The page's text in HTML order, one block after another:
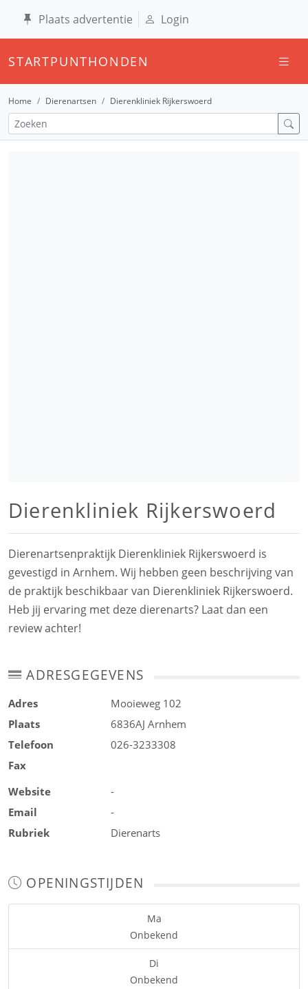
Plaats advertentie Login
STARTPUNTHONDEN
Home Dierenartsen Dierenkliniek Rijkerswoerd
Dierenkliniek Rijkerswoerd
Dierenartsenpraktijk Dierenkliniek Rijkerswoerd is
gevestigd in Arnhem. Wij hebben geen beschrijving van
de praktijk beschikbaar van Dierenkliniek Rijkerswoerd.
Heb jij ervaring met deze dierenarts? Laat dan een
review achter!
ADRESGEGEVENS
Adres
Mooieweg 102
Plaats
6836AJ Arnhem
Telefoon
026-3233308
Fax
Website
-
Email
-
Rubriek
Dierenarts
OPENINGSTIJDEN
Ma
Onbekend
Di
Onbekend